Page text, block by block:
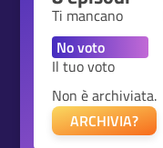
Ti mancano
Il tuo voto
Non è archiviata.
ARCHIVIA?